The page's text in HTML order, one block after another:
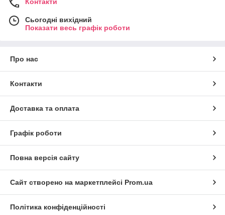
Контакти
Сьогодні вихідний
Показати весь графік роботи
Про нас
Контакти
Доставка та оплата
Графік роботи
Повна версія сайту
Сайт створено на маркетплейсі Prom.ua
Політика конфіденційності